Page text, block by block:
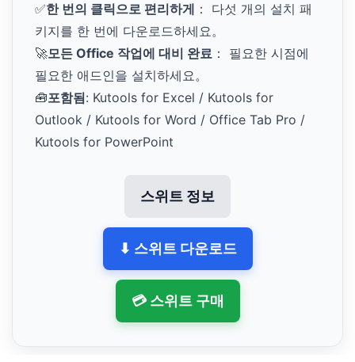
✅한 번의 클릭으로 편리하게 ： 다섯 개의 설치 패
키지를 한 번에 다운로드하세요。
🚀모든 Office 작업에 대비 완료 ： 필요한 시점에
필요한 애드인을 설치하세요。
🧰포함됨: Kutools for Excel / Kutools for
Outlook / Kutools for Word / Office Tab Pro /
Kutools for PowerPoint
스위트 정보
⬇ 스위트 다운로드
💳 스위트 구매